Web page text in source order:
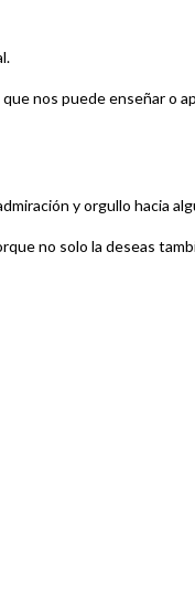
nos puede enseñar o
y orgullo hacia
no solo la deseas